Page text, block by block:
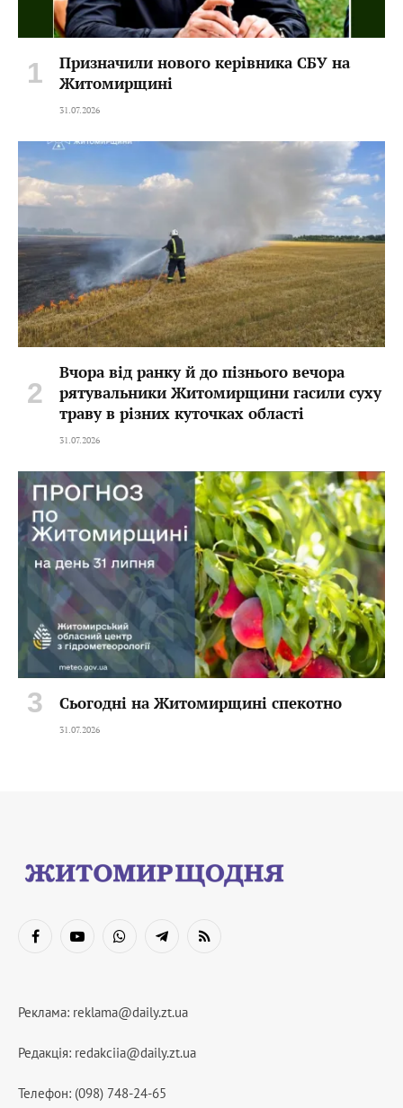
Призначили нового керівника СБУ на
Житомирщині
31.07.2026
Вчора від ранку й до пізнього вечора
рятувальники Житомирщини гасили суху
траву в різних куточках області
31.07.2026
Сьогодні на Житомирщині спекотно
31.07.2026
FacebookYouTubeWhatsAppTelegramRSS
Реклама: reklama@daily.zt.ua
Редакція: redakciia@daily.zt.ua
Телефон: (098) 748-24-65